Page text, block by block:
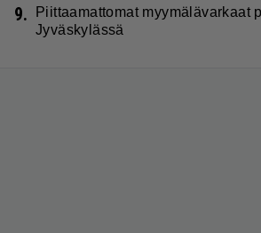
9.
Piittaamattomat myymälävarkaat
Jyväskylässä